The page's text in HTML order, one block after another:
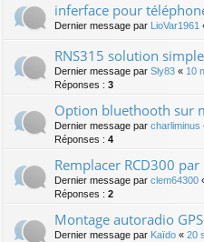
inferface pour
Dernier message par LioVar1961
RNS315 solution
Dernier message par Sly83 « 10
Réponses : 3
Option bluethooth sur
Dernier message par charliminus
Réponses : 4
Remplacer RCD300 par
Dernier message par clem64300
Réponses : 2
Montage autoradio
Dernier message par Kaïdo « 20